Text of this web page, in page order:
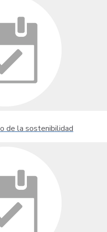
de la sostenibilidad